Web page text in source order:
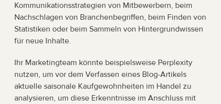
Kommunikationsstrategien von Mitbewerbern, beim
Nachschlagen von Branchenbegriffen, beim Finden von
Statistiken oder beim Sammeln von Hintergrundwissen
für neue Inhalte.
Ihr Marketingteam könnte beispielsweise Perplexity
nutzen, um vor dem Verfassen eines Blog-Artikels
aktuelle saisonale Kaufgewohnheiten im Handel zu
analysieren, um diese Erkenntnisse im Anschluss mit